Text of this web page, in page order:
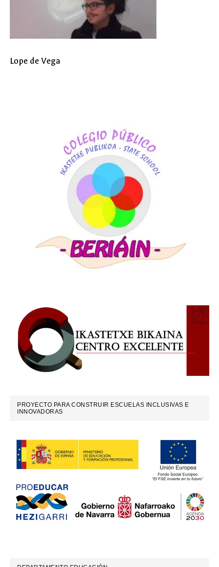
Lope de Vega
SIDEBAR
PROYECTO PARA CONSTRUIR ESCUELAS INCLUSIVAS E
INNOVADORAS